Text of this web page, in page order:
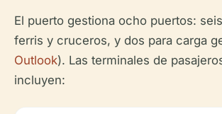
El puerto gestiona ocho puertos:
ferris y cruceros, y dos para carga
Outlook). Las terminales de
incluyen: